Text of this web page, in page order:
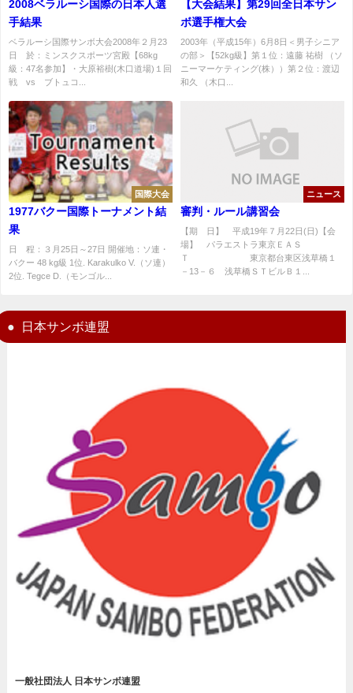
2008ベラルーシ国際の日本人選
手結果
ベラルーシ国際サンボ大会2008年２月23
日 於：ミンスクスポーツ宮殿【68kg
級：47名参加】・大原裕樹(木口道場)１回
戦 vs ブトュコ...
【大会結果】第29回全日本サン
ボ選手権大会
2003年（平成15年）6月8日＜男子シニア
の部＞【52kg級】第１位：遠藤 祐樹 （ソ
ニーマーケティング(株））第２位：渡辺
和久 （木口...
国際大会
1977バクー国際トーナメント結
果
日 程：３月25日～27日 開催地：ソ連・
バクー 48 kg級 1位. Karakulko V.（ソ連）
2位. Tegce D.（モンゴル...
ニュース
審判・ルール講習会
【期 日】 平成19年７月22日(日)【会
場】 パラエストラ東京ＥＡＳ
Ｔ 東京都台東区浅草橋１
－13－６ 浅草橋ＳＴビルＢ１...
日本サンボ連盟
一般社団法人 日本サンボ連盟